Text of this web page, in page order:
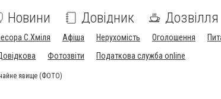
Новини Довідник Дозвілля
С.Хміля Афіша Нерухомість Оголошення
Фотозвіти Податкова служба online
явище (ФОТО)